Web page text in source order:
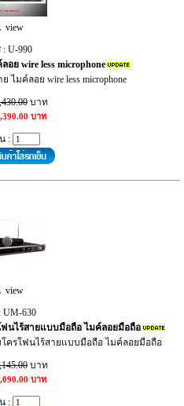
view
: U-990
อย wire less microphone
ไมค์ลอย wire less microphone
บาท
บาท
:
view
UM-630
ฟนไร้สายแบบมือถือ ไมค์ลอยมือถือ
มโครโฟนไร้สายแบบมือถือ ไมค์ลอยมือถือ
บาท
บาท
: